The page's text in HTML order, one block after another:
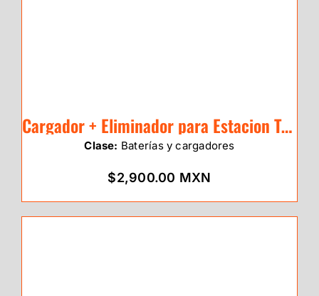
Cargador + Eliminador para Estacion Total eSurvey E3
Clase: Baterías y cargadores
$2,900.00 MXN